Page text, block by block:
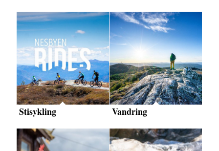
Stisykling Vandring